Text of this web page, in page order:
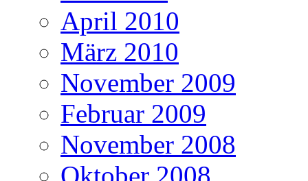
April 2010
März 2010
November 2009
Februar 2009
November 2008